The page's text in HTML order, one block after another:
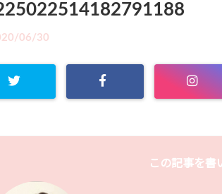
06/30
この記事を書